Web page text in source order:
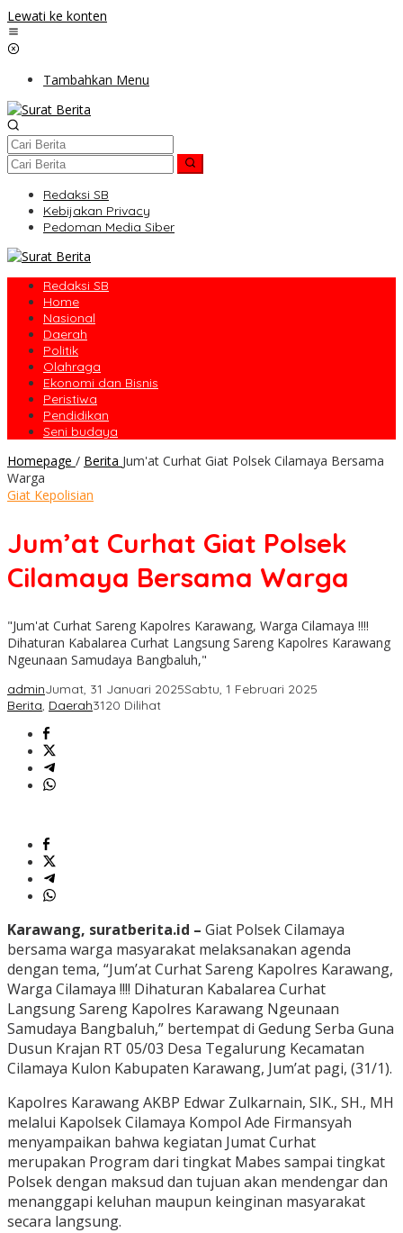
Lewati ke konten
Tambahkan Menu
Redaksi SB
Kebijakan Privacy
Pedoman Media Siber
Redaksi SB
Home
Nasional
Daerah
Politik
Olahraga
Ekonomi dan Bisnis
Peristiwa
Pendidikan
Seni budaya
Homepage / Berita Jum'at Curhat Giat Polsek Cilamaya Bersama
Warga
Giat Kepolisian
Jum’at Curhat Giat Polsek
Cilamaya Bersama Warga
"Jum'at Curhat Sareng Kapolres Karawang, Warga Cilamaya !!!!
Dihaturan Kabalarea Curhat Langsung Sareng Kapolres Karawang
Ngeunaan Samudaya Bangbaluh,"
adminJumat, 31 Januari 2025Sabtu, 1 Februari 2025
Berita, Daerah3120 Dilihat
Karawang, suratberita.id – Giat Polsek Cilamaya
bersama warga masyarakat melaksanakan agenda
dengan tema, “Jum’at Curhat Sareng Kapolres Karawang,
Warga Cilamaya !!!! Dihaturan Kabalarea Curhat
Langsung Sareng Kapolres Karawang Ngeunaan
Samudaya Bangbaluh,” bertempat di Gedung Serba Guna
Dusun Krajan RT 05/03 Desa Tegalurung Kecamatan
Cilamaya Kulon Kabupaten Karawang, Jum’at pagi, (31/1).
Kapolres Karawang AKBP Edwar Zulkarnain, SIK., SH., MH
melalui Kapolsek Cilamaya Kompol Ade Firmansyah
menyampaikan bahwa kegiatan Jumat Curhat
merupakan Program dari tingkat Mabes sampai tingkat
Polsek dengan maksud dan tujuan akan mendengar dan
menanggapi keluhan maupun keinginan masyarakat
secara langsung.